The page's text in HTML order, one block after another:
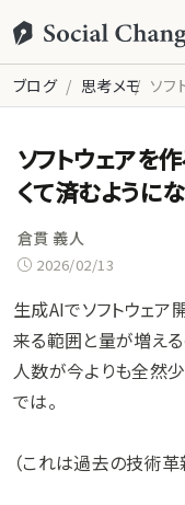
ブログ 思考メモ ソフ
ソフトウェアを
くて済むように
倉貫 義人
2026/02/13
生成AIでソフトウェア
来る範囲と量が増える
人数が今よりも全然
では。
（これは過去の技術革